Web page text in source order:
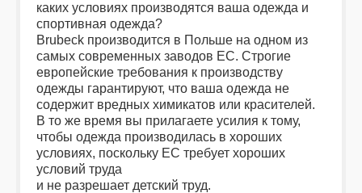
каких условиях производятся ваша одежда и
спортивная одежда?
Brubeck производится в Польше на одном из
самых современных заводов ЕС. Строгие
европейские требования к производству
одежды гарантируют, что ваша одежда не
содержит вредных химикатов или красителей.
В то же время вы прилагаете усилия к тому,
чтобы одежда производилась в хороших
условиях, поскольку ЕС требует хороших
условий труда
и не разрешает детский труд.